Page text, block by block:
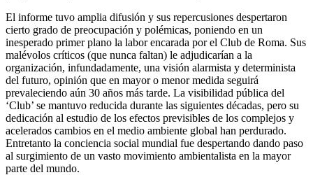
El informe tuvo amplia difusión y sus repercusiones despertaron
cierto grado de preocupación y polémicas, poniendo en un
inesperado primer plano la labor encarada por el Club de Roma. Sus
malévolos críticos (que nunca faltan) le adjudicarían a la
organización, infundadamente, una visión alarmista y determinista
del futuro, opinión que en mayor o menor medida seguirá
prevaleciendo aún 30 años más tarde. La visibilidad pública del
‘Club’ se mantuvo reducida durante las siguientes décadas, pero su
dedicación al estudio de los efectos previsibles de los complejos y
acelerados cambios en el medio ambiente global han perdurado.
Entretanto la conciencia social mundial fue despertando dando paso
al surgimiento de un vasto movimiento ambientalista en la mayor
parte del mundo.